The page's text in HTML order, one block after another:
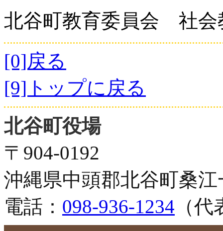
北谷町教育委員会 社会
[0]戻る
[9]トップに戻る
北谷町役場
〒904-0192
沖縄県中頭郡北谷町桑
電話： 098-936-1234 （